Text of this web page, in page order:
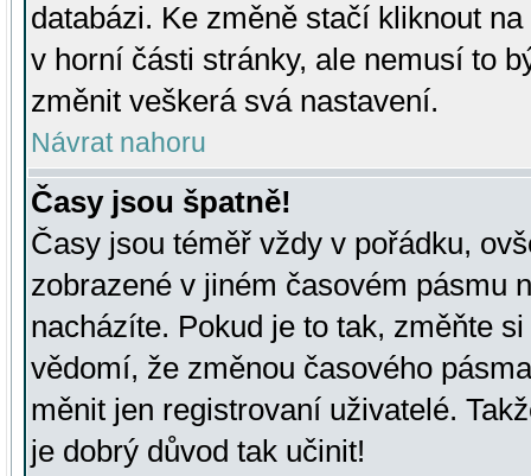
databázi. Ke změně stačí kliknout
v horní části stránky, ale nemusí to
změnit veškerá svá nastavení.
Návrat nahoru
Časy jsou špatně!
Časy jsou téměř vždy v pořádku,
zobrazené v jiném časovém pásmu
nacházíte. Pokud je to tak, změňte
vědomí, že změnou časového
měnit jen registrovaní uživatelé.
je dobrý důvod tak učinit!